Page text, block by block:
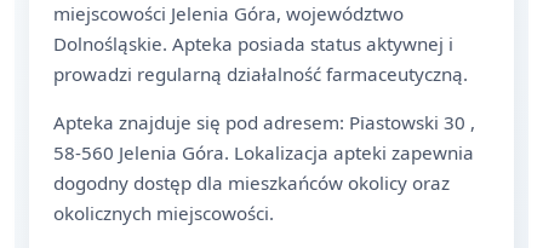
miejscowości Jelenia Góra, województwo
Dolnośląskie. Apteka posiada status aktywnej i
prowadzi regularną działalność farmaceutyczną.
Apteka znajduje się pod adresem: Piastowski 30 ,
58-560 Jelenia Góra. Lokalizacja apteki zapewnia
dogodny dostęp dla mieszkańców okolicy oraz
okolicznych miejscowości.